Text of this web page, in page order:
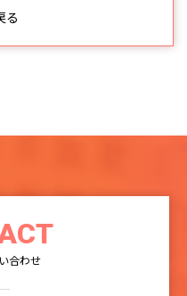
る
合わせ